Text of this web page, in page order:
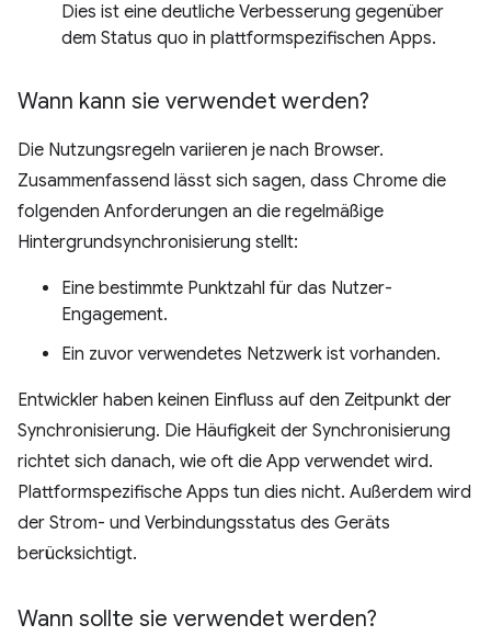
Dies ist eine deutliche Verbesserung gegenüber
dem Status quo in plattformspezifischen Apps.
Wann kann sie verwendet werden?
Die Nutzungsregeln variieren je nach Browser.
Zusammenfassend lässt sich sagen, dass Chrome die
folgenden Anforderungen an die regelmäßige
Hintergrundsynchronisierung stellt:
Eine bestimmte Punktzahl für das Nutzer-
Engagement.
Ein zuvor verwendetes Netzwerk ist vorhanden.
Entwickler haben keinen Einfluss auf den Zeitpunkt der
Synchronisierung. Die Häufigkeit der Synchronisierung
richtet sich danach, wie oft die App verwendet wird.
Plattformspezifische Apps tun dies nicht. Außerdem wird
der Strom- und Verbindungsstatus des Geräts
berücksichtigt.
Wann sollte sie verwendet werden?